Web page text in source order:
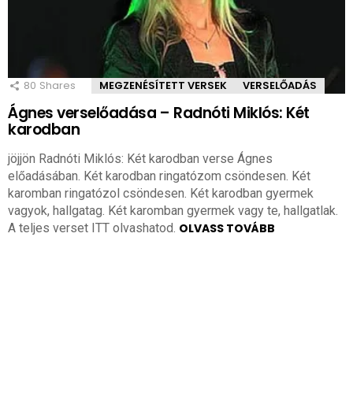
80 Shares MEGZENÉSÍTETT VERSEK VERSELŐADÁS
Ágnes verselőadása – Radnóti Miklós: Két
karodban
jöjjön Radnóti Miklós: Két karodban verse Ágnes
előadásában. Két karodban ringatózom csöndesen. Két
karomban ringatózol csöndesen. Két karodban gyermek
vagyok, hallgatag. Két karomban gyermek vagy te, hallgatlak.
A teljes verset ITT olvashatod. OLVASS TOVÁBB